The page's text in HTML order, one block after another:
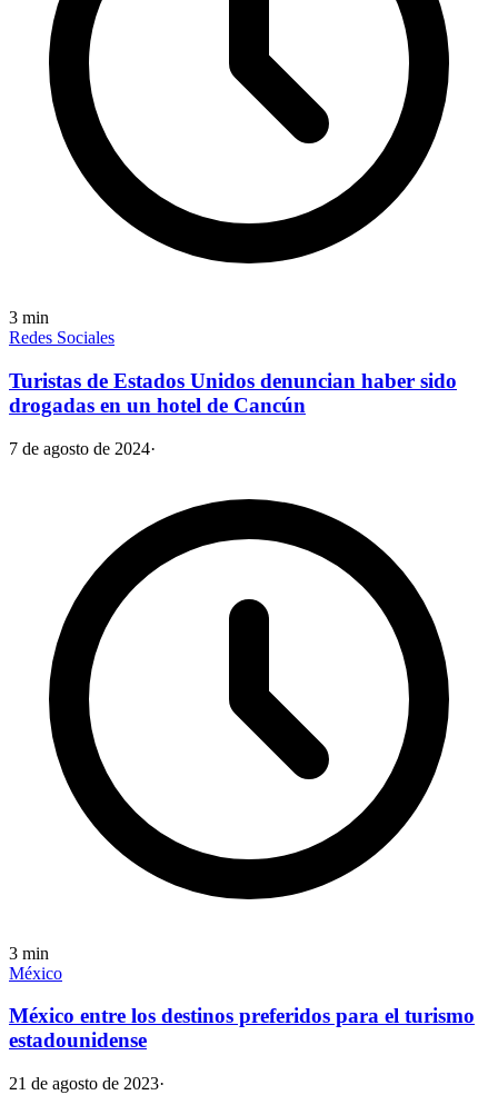
3 min
Redes Sociales
Turistas de Estados Unidos denuncian haber sido
drogadas en un hotel de Cancún
7 de agosto de 2024·
3 min
México
México entre los destinos preferidos para el turismo
estadounidense
21 de agosto de 2023·